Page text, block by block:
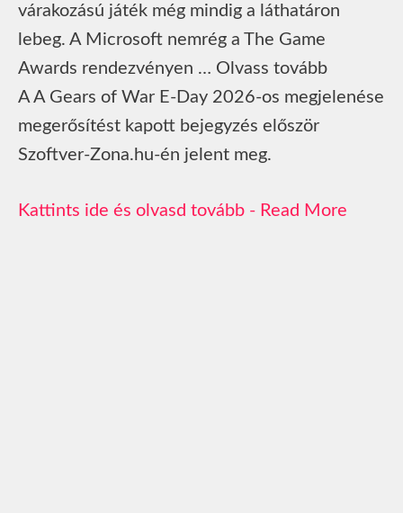
várakozású játék még mindig a láthatáron
lebeg. A Microsoft nemrég a The Game
Awards rendezvényen … Olvass tovább
A A Gears of War E-Day 2026-os megjelenése
megerősítést kapott bejegyzés először
Szoftver-Zona.hu-én jelent meg.
Read More